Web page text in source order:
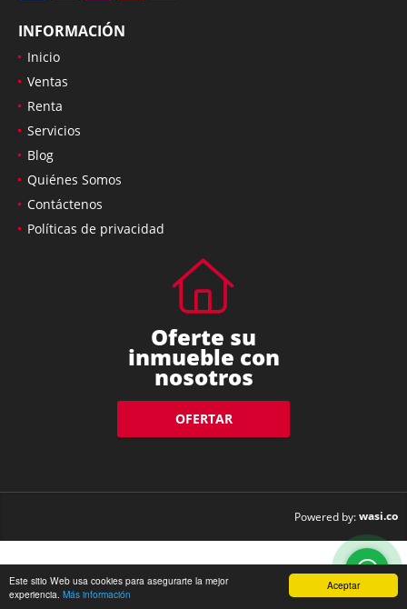
Aceptar
Este sitio Web usa cookies para asegurarte la mejor
experiencia. Más información
INFORMACIÓN
Inicio
Ventas
Renta
Servicios
Blog
Quiénes Somos
Contáctenos
Políticas de privacidad
Oferte su
inmueble con
nosotros
OFERTAR
Powered by:wasi.co